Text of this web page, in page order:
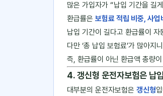
많은 가입자가 “납입 기간을 길
환급률은 보험료 적립 비중, 사업
납입 기간이 길다고 환급률이 자
다만 ‘총 납입 보험료’가 많아지
즉, 환급률이 아닌 환급액 총량
4. 갱신형 운전자보험은 납
대부분의 운전자보험은 갱신형